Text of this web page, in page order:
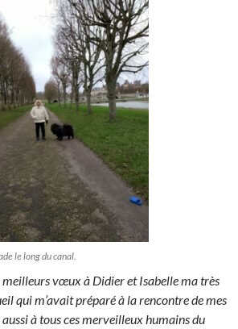
le long du canal.
meilleurs vœux à Didier et Isabelle ma très
qui m’avait préparé à la rencontre de mes
à tous ces merveilleux humains du